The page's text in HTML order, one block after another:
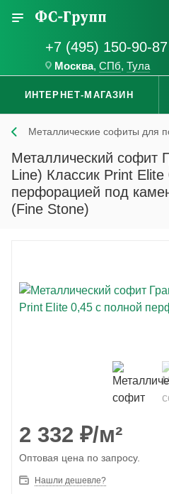
+7 (495) 150-90-87
Москва, СПб, Тула
ИНТЕРНЕТ-МАГАЗИН
Металлические софиты для
Металлический софит
Line) Классик Print
перфорацией под
(Fine Stone)
2 332 ₽/м²
Оптовая цена по запросу.
Нашли дешевле?